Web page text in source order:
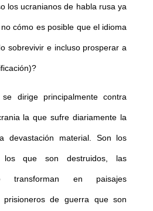
los ucranianos de habla rusa ya
cómo es posible que el idioma
sobrevivir e incluso prosperar a
dirige principalmente contra
la que sufre diariamente la
devastación material. Son los
los que son destruidos, las
transforman en paisajes
prisioneros de guerra que son